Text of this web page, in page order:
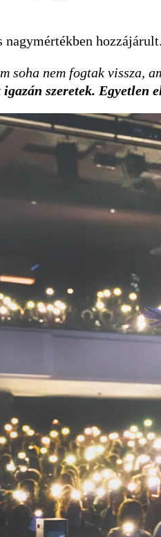
nagymértékben
soha nem fogtak vissza,
szeretek. Egyetlen